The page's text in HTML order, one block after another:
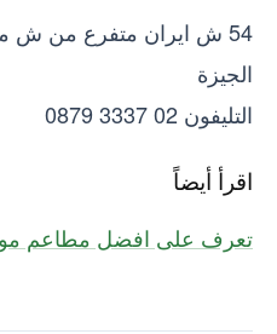
54 ش ايران متفرع من ش
الجيزة
التليفون 02 3337 0879
اقرأ أيضاً
تعرف على افضل مطاعم مول